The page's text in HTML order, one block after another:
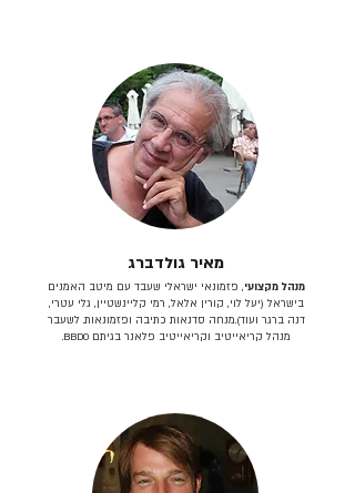
מאיר גולדברג
מנהל מקצועי, פזמונאי ישראלי שעבד עם מיטב האמנים
בישראל (יעל לוי, קורין אלאל, רמי קליינשטיין, גלי עטרי,
דנה ברגר ועוד).מנחה סדנאות כתיבה ופזמונאות. לשעבר
מנהל קריאייטיב וקריאייטיב פלאנר בגיתם BBDO.